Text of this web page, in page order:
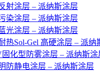
射涂层 – 派纳斯涂层
染涂层 – 派纳斯涂层
光涂层 – 派纳斯涂层
热Sol-Gel 高硬涂层 – 派纳
化型防雾涂层 – 派纳斯涂
防静电涂层 – 派纳斯涂层